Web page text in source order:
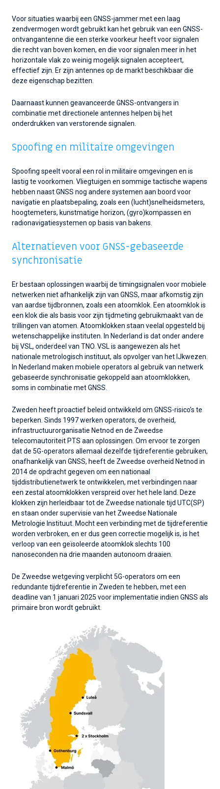
Voor situaties waarbij een GNSS-jammer met een laag
zendvermogen wordt gebruikt kan het gebruik van een GNSS-
ontvangantenne die een sterke voorkeur heeft voor signalen
die recht van boven komen, en die voor signalen meer in het
horizontale vlak zo weinig mogelijk signalen accepteert,
effectief zijn. Er zijn antennes op de markt beschikbaar die
deze eigenschap bezitten.
Daarnaast kunnen geavanceerde GNSS-ontvangers in
combinatie met directionele antennes helpen bij het
onderdrukken van verstorende signalen.
Spoofing en militaire omgevingen
Spoofing speelt vooral een rol in militaire omgevingen en is
lastig te voorkomen. Vliegtuigen en sommige tactische wapens
hebben naast GNSS nog andere systemen aan boord voor
navigatie en plaatsbepaling, zoals een (lucht)snelheidsmeters,
hoogtemeters, kunstmatige horizon, (gyro)kompassen en
radionavigatiesystemen op basis van bakens.
Alternatieven voor GNSS-gebaseerde
synchronisatie
Er bestaan oplossingen waarbij de timingsignalen voor mobiele
netwerken niet afhankelijk zijn van GNSS, maar afkomstig zijn
van aardse tijdbronnen, zoals een atoomklok. Een atoomklok is
een klok die als basis voor zijn tijdmeting gebruikmaakt van de
trillingen van atomen. Atoomklokken staan veelal opgesteld bij
wetenschappelijke instituten. In Nederland is dat onder andere
bij VSL, onderdeel van TNO. VSL is aangewezen als het
nationale metrologisch instituut, als opvolger van het IJkwezen.
In Nederland maken mobiele operators al gebruik van netwerk
gebaseerde synchronisatie gekoppeld aan atoomklokken,
soms in combinatie met GNSS.
Zweden heeft proactief beleid ontwikkeld om GNSS-risico’s te
beperken. Sinds 1997 werken operators, de overheid,
infrastructuurorganisatie Netnod en de Zweedse
telecomautoriteit PTS aan oplossingen. Om ervoor te zorgen
dat de 5G-operators allemaal dezelfde tijdreferentie gebruiken,
onafhankelijk van GNSS, heeft de Zweedse overheid Netnod in
2014 de opdracht gegeven om een nationaal
tijddistributienetwerk te ontwikkelen, met verbindingen naar
een zestal atoomklokken verspreid over het hele land. Deze
klokken zijn herleidbaar tot de Zweedse nationale tijd UTC(SP)
en staan onder supervisie van het Zweedse Nationale
Metrologie Instituut. Mocht een verbinding met de tijdreferentie
worden verbroken, en er dus geen correctie mogelijk is, is het
verloop van een geïsoleerde atoomklok slechts 100
nanoseconden na drie maanden autonoom draaien.
De Zweedse wetgeving verplicht 5G-operators om een
redundante tijdreferentie in Zweden te hebben, met een
deadline van 1 januari 2025 voor implementatie indien GNSS als
primaire bron wordt gebruikt.